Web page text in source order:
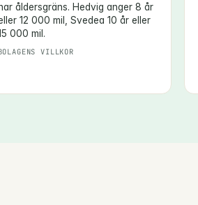
har åldersgräns. Hedvig anger 8 år
12 000 mil, Svedea 10 år eller
000 mil.
VILLKOR